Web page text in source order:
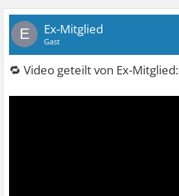
E Ex-Mitglied
Gast
🔁 Video geteilt von Ex-Mitglied: